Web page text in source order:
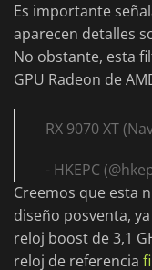
Es importante
aparecen detalles
No obstante, esta
GPU Radeon de
RX 9070 XT
- HKEPC
Creemos que esta
diseño posventa,
reloj boost de 3,1
reloj de referencia